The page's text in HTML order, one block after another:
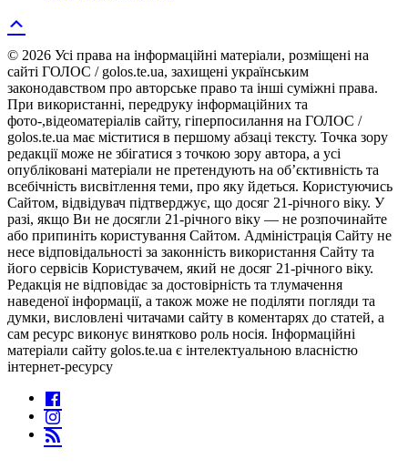
© 2026 Усі права на інформаційні матеріали, розміщені на
сайті ГОЛОС / golos.te.ua, захищені українським
законодавством про авторське право та інші суміжні права.
При використанні, передруку інформаційних та
фото-,відеоматеріалів сайту, гіперпосилання на ГОЛОС /
golos.te.ua має міститися в першому абзаці тексту. Точка зору
редакції може не збігатися з точкою зору автора, а усі
опубліковані матеріали не претендують на об’єктивність та
всебічність висвітлення теми, про яку йдеться. Користуючись
Сайтом, відвідувач підтверджує, що досяг 21-річного віку. У
разі, якщо Ви не досягли 21-річного віку — не розпочинайте
або припиніть користування Сайтом. Адміністрація Сайту не
несе відповідальності за законність використання Сайту та
його сервісів Користувачем, який не досяг 21-річного віку.
Редакція не відповідає за достовірність та тлумачення
наведеної інформації, а також може не поділяти погляди та
думки, висловлені читачами сайту в коментарях до статей, а
сам ресурс виконує винятково роль носія. Інформаційні
матеріали сайту golos.te.ua є інтелектуальною власністю
інтернет-ресурсу